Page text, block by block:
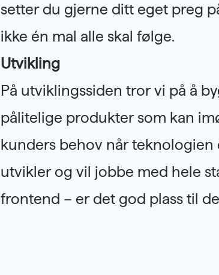
setter du gjerne ditt eget preg
ikke én mal alle skal følge.
Utvikling
På utviklingssiden tror vi på å
pålitelige produkter som kan
kunders behov når teknologien
utvikler og vil jobbe med hele
frontend – er det god plass til